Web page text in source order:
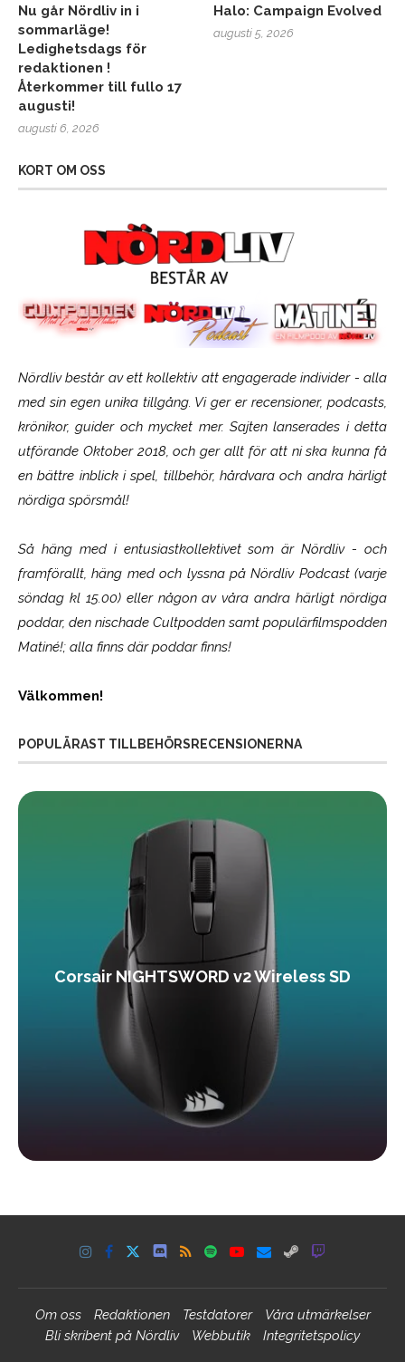
Nu går Nördliv in i
sommarläge!
Ledighetsdags för
redaktionen !
Återkommer till fullo 17
augusti!
augusti 6, 2026
Halo: Campaign Evolved
augusti 5, 2026
KORT OM OSS
Nördliv består av ett kollektiv att engagerade individer - alla
med sin egen unika tillgång. Vi ger er recensioner, podcasts,
krönikor, guider och mycket mer. Sajten lanserades i detta
utförande Oktober 2018, och ger allt för att ni ska kunna få
en bättre inblick i spel, tillbehör, hårdvara och andra härligt
nördiga spörsmål!
Så häng med i entusiastkollektivet som ärNördliv- och
framförallt, häng med och lyssna på Nördliv Podcast (varje
söndag kl 15.00) eller någon av våra andra härligt nördiga
poddar, den nischade Cultpodden samt populärfilmspodden
Matiné!; alla finns där poddar finns!
Välkommen!
POPULÄRAST TILLBEHÖRSRECENSIONERNA
Corsair NIGHTSWORD v2 Wireless SD
Om oss Redaktionen Testdatorer
Våra utmärkelser
Bli skribent på Nördliv
Webbutik Integritetspolicy